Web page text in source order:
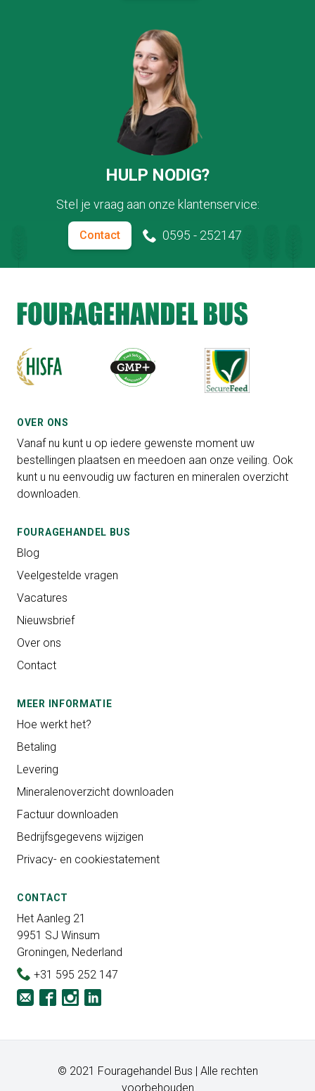
HULP NODIG?
Stel je vraag aan onze klantenservice:
Contact 0595 - 252147
OVER ONS
Vanaf nu kunt u op iedere gewenste moment uw
bestellingen plaatsen en meedoen aan onze veiling. Ook
kunt u nu eenvoudig uw facturen en mineralen overzicht
downloaden.
FOURAGEHANDEL BUS
Blog
Veelgestelde vragen
Vacatures
Nieuwsbrief
Over ons
Contact
MEER INFORMATIE
Hoe werkt het?
Betaling
Levering
Mineralenoverzicht downloaden
Factuur downloaden
Bedrijfsgegevens wijzigen
Privacy- en cookiestatement
CONTACT
Het Aanleg 21
9951 SJ Winsum
Groningen, Nederland
+31 595 252 147
© 2021 Fouragehandel Bus | Alle rechten
voorbehouden